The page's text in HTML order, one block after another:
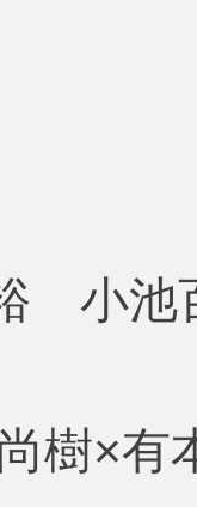
小池
樹×有